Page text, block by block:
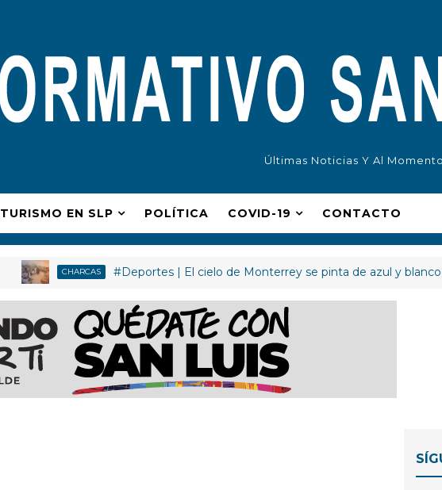
Últimas Noticias Y Al
TURISMO EN SLP POLÍ­TICA COVID-19 CONTACTO
CHARCAS #Deportes | El cielo de Monterrey se pinta de azul y blanco